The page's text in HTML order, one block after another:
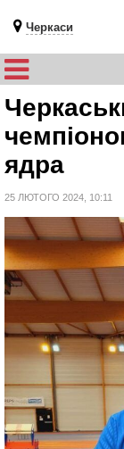
Черкаси
ядра
25 ЛЮТОГО 2024, 10:11